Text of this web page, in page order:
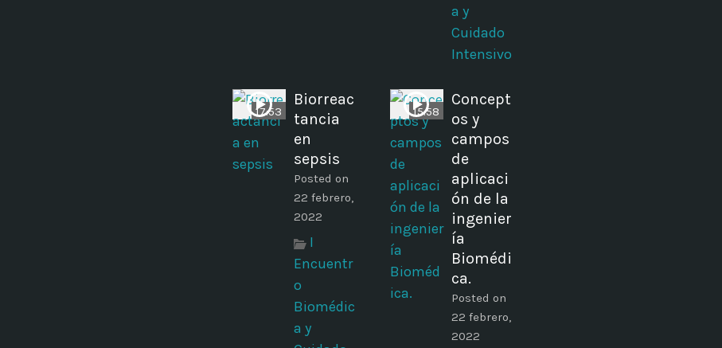
a y
Cuidado
Intensivo
17:53
Biorreac
tancia
en
sepsis
Posted on
22 febrero,
2022
I
Encuentr
o
Biomédic
a y
15:58
Concept
os y
campos
de
aplicaci
ón de la
ingenier
ía
Biomédi
ca.
Posted on
22 febrero,
2022